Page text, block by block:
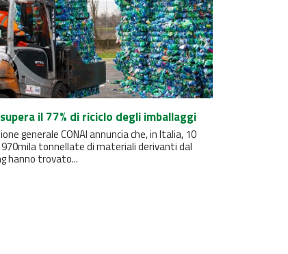
il 77% di riciclo degli imballaggi
generale CONAI annuncia che, in Italia, 10
tonnellate di materiali derivanti dal
hanno trovato...